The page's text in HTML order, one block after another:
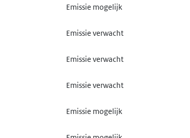
Emissie mogelijk
Emissie verwacht
Emissie verwacht
Emissie verwacht
Emissie mogelijk